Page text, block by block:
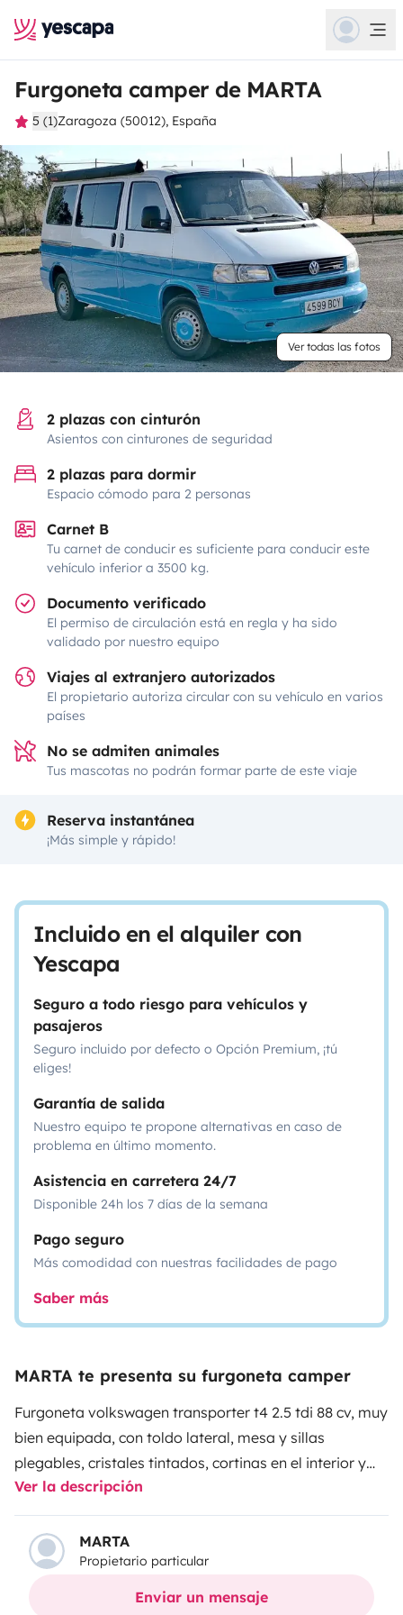
Furgoneta camper de MARTA
5 (1)Zaragoza (50012), España
Ver todas las fotos
2 plazas con cinturón
Asientos con cinturones de seguridad
2 plazas para dormir
Espacio cómodo para 2 personas
Carnet B
Tu carnet de conducir es suficiente para conducir este
vehículo inferior a 3500 kg.
Documento verificado
El permiso de circulación está en regla y ha sido
validado por nuestro equipo
Viajes al extranjero autorizados
El propietario autoriza circular con su vehículo en varios
países
No se admiten animales
Tus mascotas no podrán formar parte de este viaje
Reserva instantánea
¡Más simple y rápido!
Incluido en el alquiler con
Yescapa
Seguro a todo riesgo para vehículos y
pasajeros
Seguro incluido por defecto o Opción Premium, ¡tú
eliges!
Garantía de salida
Nuestro equipo te propone alternativas en caso de
problema en último momento.
Asistencia en carretera 24/7
Disponible 24h los 7 días de la semana
Pago seguro
Más comodidad con nuestras facilidades de pago
Saber más
MARTA te presenta su furgoneta camper
Furgoneta volkswagen transporter t4 2.5 tdi 88 cv, muy
bien equipada, con toldo lateral, mesa y sillas
plegables, cristales tintados, cortinas en el interior y
oscurecedores para ventanas delanteras y luna,
calefacción estacionaria, luces interiores con regulador
de intensidad, estructura de cama plegable y colchon
plegable que hace muy cómodo y fácil su recogida
para poder comer en el interior quedándose como un
Ver la descripción
MARTA
Propietario particular
Enviar un mensaje